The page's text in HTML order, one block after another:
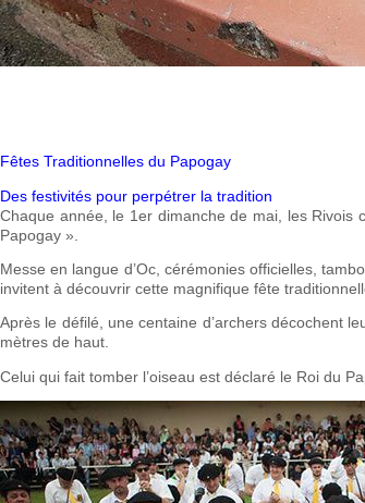
Fêtes Traditionnelles du Papogay
Des festivités pour perpétrer la tradition
Chaque année, le 1er dimanche de mai, les
Papogay ».
Messe en langue d’Oc, cérémonies officielles,
invitent à découvrir cette magnifique fête
Après le défilé, une centaine d’archers décochent
mètres de haut.
Celui qui fait tomber l’oiseau est déclaré le Roi du